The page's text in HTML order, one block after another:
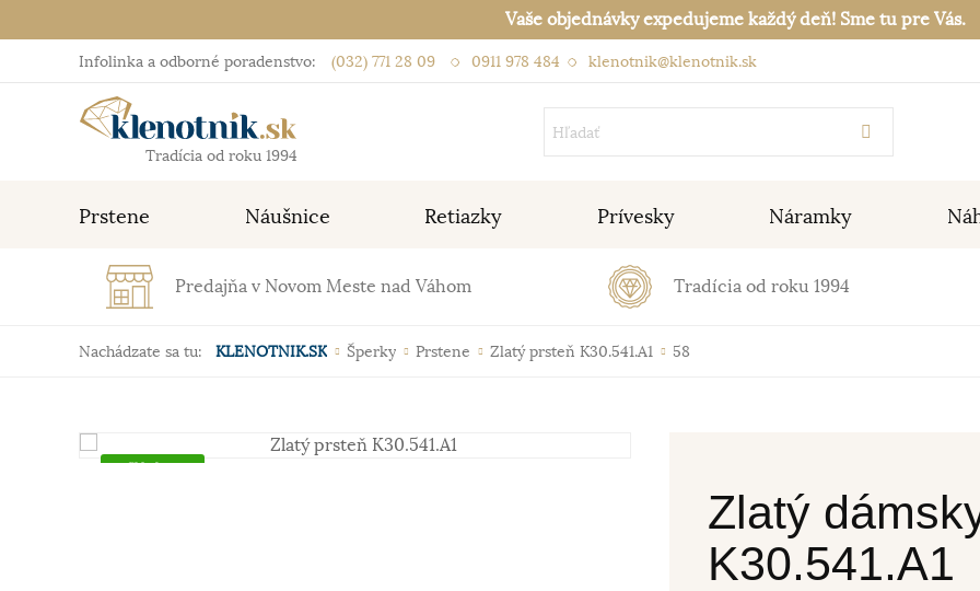
Vaše objednávky expedujeme každý deň! Sme tu pre Vás.
Infolinka a odborné poradenstvo: (032) 771 28 09 0911 978 484 klenotnik@klenotnik.sk
Tradícia od roku 1994
Prstene Náušnice Retiazky Prívesky Náramky
Predajňa v Novom Meste nad Váhom Tradícia od roku 1994
Nachádzate sa tu: KLENOTNIK.SK Šperky Prstene Zlatý prsteň K30.541.A1 58
Skladom
Zlatý
K30.541.A1